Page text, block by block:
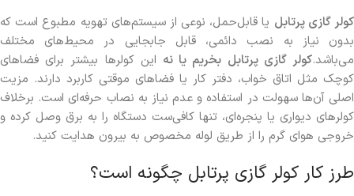
کولر گازی پرتابل یا قابل‌حمل، نوعی از سیستم‌های تهویه مطبوع است که
بدون نیاز به نصب دائمی، قابل جابجایی در محیط‌های مختلف
می‌باشد.کولر گازی پرتابل بخریم یا نه این کولرها بیشتر برای فضاهای
کوچک مثل اتاق خواب، دفتر کار یا فضاهای موقتی کاربرد دارند. مزیت
اصلی آن‌ها سهولت در استفاده و عدم نیاز به نصاب حرفه‌ای است. برخلاف
کولرهای دیواری یا پنجره‌ای، تنها کافی‌ست دستگاه را به برق وصل کرده و
خروجی هوای گرم را از طریق لوله مخصوص به بیرون هدایت کنید.
طرز کار کولر گازی پرتابل چگونه است؟